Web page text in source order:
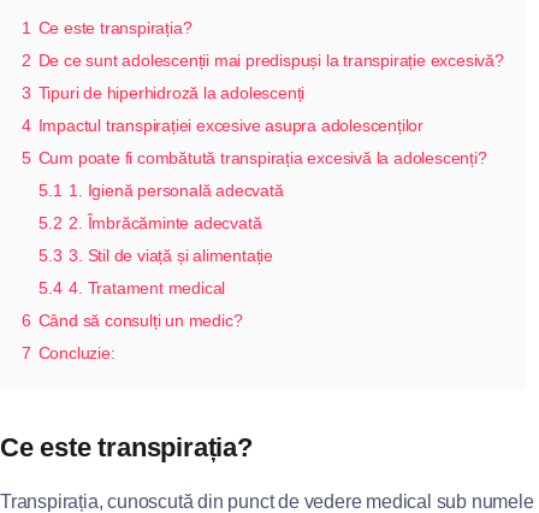
1 Ce este transpirația?
2 De ce sunt adolescenții mai predispuși la transpirație excesivă?
3 Tipuri de hiperhidroză la adolescenți
4 Impactul transpirației excesive asupra adolescenților
5 Cum poate fi combătută transpirația excesivă la adolescenți?
5.1 1. Igienă personală adecvată
5.2 2. Îmbrăcăminte adecvată
5.3 3. Stil de viață și alimentație
5.4 4. Tratament medical
6 Când să consulți un medic?
7 Concluzie:
Ce este transpirația?
Transpirația, cunoscută din punct de vedere medical sub numele